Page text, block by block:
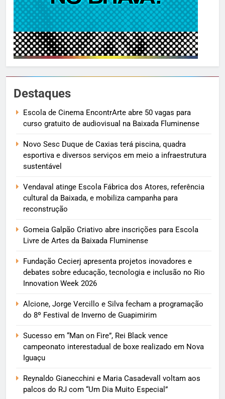
Destaques
Escola de Cinema EncontrArte abre 50 vagas para
curso gratuito de audiovisual na Baixada Fluminense
Novo Sesc Duque de Caxias terá piscina, quadra
esportiva e diversos serviços em meio a infraestrutura
sustentável
Vendaval atinge Escola Fábrica dos Atores, referência
cultural da Baixada, e mobiliza campanha para
reconstrução
Gomeia Galpão Criativo abre inscrições para Escola
Livre de Artes da Baixada Fluminense
Fundação Cecierj apresenta projetos inovadores e
debates sobre educação, tecnologia e inclusão no Rio
Innovation Week 2026
Alcione, Jorge Vercillo e Silva fecham a programação
do 8º Festival de Inverno de Guapimirim
Sucesso em “Man on Fire”, Rei Black vence
campeonato interestadual de boxe realizado em Nova
Iguaçu
Reynaldo Gianecchini e Maria Casadevall voltam aos
palcos do RJ com “Um Dia Muito Especial”